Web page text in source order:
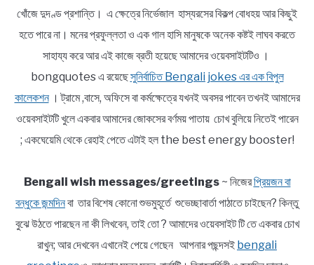
খোঁজে দুদণ্ড প্রশান্তি। এ ক্ষেত্রে নির্ভেজাল হাস্যরসের বিকল্প বোধহয় আর কিছুই
হতে পারে না। মনের প্রফুল্লতা ও এক গাল হাসি মানুষকে অনেক কষ্টই লাঘব করতে
সাহায্য করে আর এই কাজে ব্রতী হয়েছে আমাদের ওয়েবসাইটটিও ।
bongquotes এ রয়েছেসুনির্বাচিত Bengali jokes এর এক বিপুল
কালেকশন। ট্রামে ,বাসে, অফিসে বা কর্মক্ষেত্রে যখনই অবসর পাবেন তখনই আমাদের
ওয়েবসাইটটি খুলে একবার আমাদের জোকসের বর্ণময় পাতায় চোখ বুলিয়ে নিতেই পারেন
; একঘেয়েমি থেকে রেহাই পেতে এটাই হল the best energy booster!
Bengali wish messages/greetings~ নিজেরপ্রিয়জন বা
বন্ধুকে জন্মদিনবা তার বিশেষ কোনো শুভমুহূর্তে শুভেচ্ছাবার্তা পাঠাতে চাইছেন? কিন্তু
বুঝে উঠতে পারছেন না কী লিখবেন, তাই তো ? আমাদের ওয়েবসাইট টি তে একবার চোখ
রাখুন; আর দেখবেন এখানেই পেয়ে গেছেন আপনার পছন্দসই bengali